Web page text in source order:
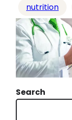
m
e
n
t
o
i
c
nutrition
Search